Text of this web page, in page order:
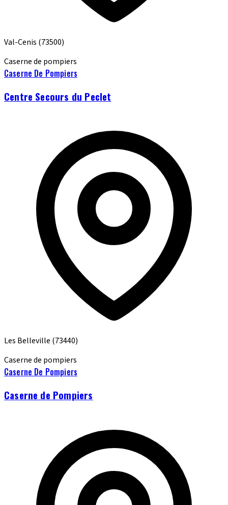
Val-Cenis (73500)
Caserne de pompiers
Caserne De Pompiers
Centre Secours du Peclet
Les Belleville (73440)
Caserne de pompiers
Caserne De Pompiers
Caserne de Pompiers